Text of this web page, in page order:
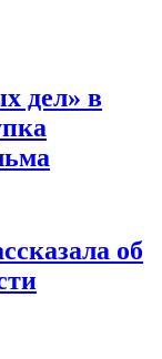
дел» в
об